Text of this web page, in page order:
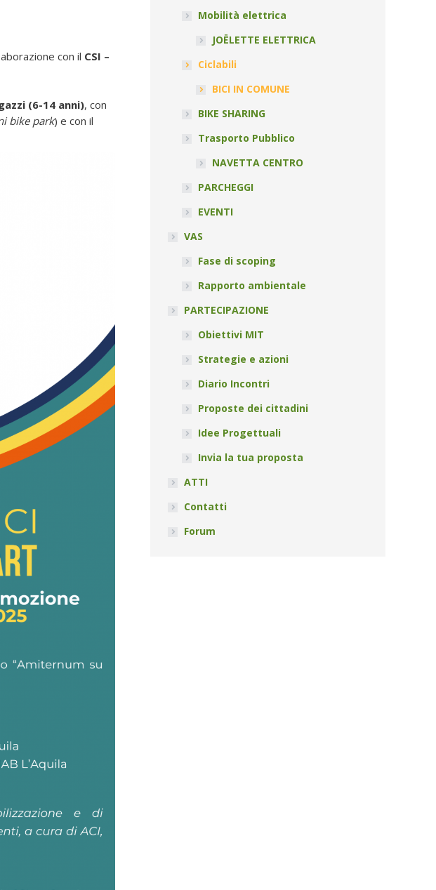
con il CSI –
(6-14 anni), con
bike park) e con il
Mobilità elettrica
JOËLETTE ELETTRICA
Ciclabili
BICI IN COMUNE
BIKE SHARING
Trasporto Pubblico
NAVETTA CENTRO
PARCHEGGI
EVENTI
VAS
Fase di scoping
Rapporto ambientale
PARTECIPAZIONE
Obiettivi MIT
Strategie e azioni
Diario Incontri
Proposte dei cittadini
Idee Progettuali
Invia la tua proposta
ATTI
Contatti
Forum